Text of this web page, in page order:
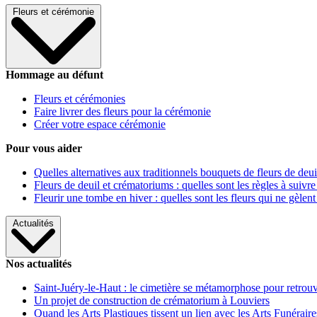
Fleurs et cérémonie
Hommage au défunt
Fleurs et cérémonies
Faire livrer des fleurs pour la cérémonie
Créer votre espace cérémonie
Pour vous aider
Quelles alternatives aux traditionnels bouquets de fleurs de
Fleurs de deuil et crématoriums : quelles sont les règles à
Fleurir une tombe en hiver : quelles sont les fleurs qui ne gèlent
Actualités
Nos actualités
Saint-Juéry-le-Haut : le cimetière se métamorphose pour
Un projet de construction de crématorium à Louviers
Quand les Arts Plastiques tissent un lien avec les Arts